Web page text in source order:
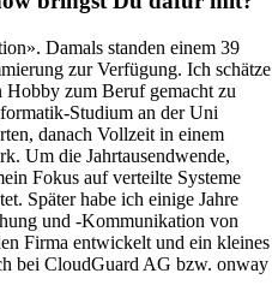
denken, sicher betreiben
Damals standen einem 39
zur Verfügung. Ich schätze
zum Beruf gemacht zu
Studium an der Uni
danach Vollzeit in einem
Um die Jahrtausendwende,
Fokus auf verteilte Systeme
Später habe ich einige Jahre
und -Kommunikation von
Firma entwickelt und ein kleines
bei CloudGuard AG bzw. onway